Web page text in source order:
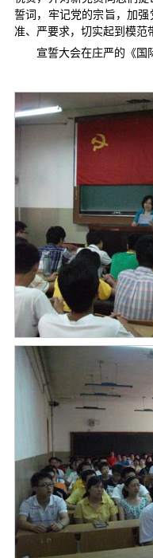
誓词，牢记党的宗旨，加
准、严要求，切实起到模范
宣誓大会在庄严的《国
辛